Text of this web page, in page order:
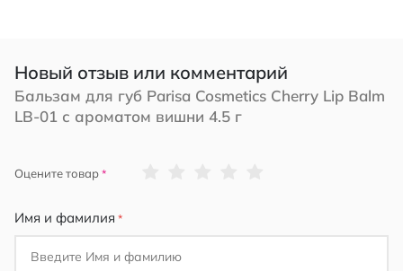
Новый отзыв или комментарий
Бальзам для губ Parisa Cosmetics Cherry Lip Balm
LB-01 с ароматом вишни 4.5 г
Оцените товар
Имя и фамилия